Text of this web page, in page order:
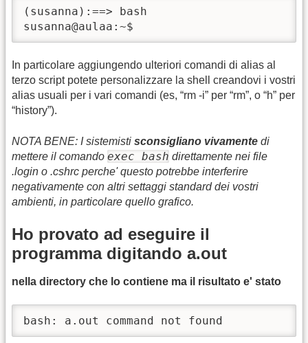
(susanna):==> bash
susanna@aulaa:~$
In particolare aggiungendo ulteriori comandi di alias al
terzo script potete personalizzare la shell creandovi i vostri
alias usuali per i vari comandi (es, “rm -i” per “rm”, o “h” per
“history”).
NOTA BENE: I sistemisti sconsigliano vivamente di
mettere il comando exec bash direttamente nei file
.login o .cshrc perche' questo potrebbe interferire
negativamente con altri settaggi standard dei vostri
ambienti, in particolare quello grafico.
Ho provato ad eseguire il
programma digitando a.out
nella directory che lo contiene ma il risultato e' stato
bash: a.out command not found